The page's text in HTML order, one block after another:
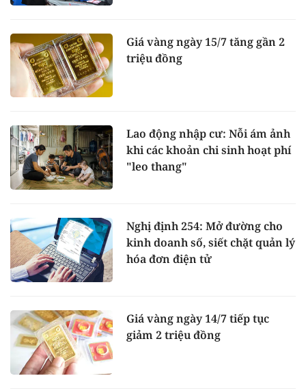
Giá vàng ngày 15/7 tăng gần 2
triệu đồng
Lao động nhập cư: Nỗi ám ảnh
khi các khoản chi sinh hoạt phí
"leo thang"
Nghị định 254: Mở đường cho
kinh doanh số, siết chặt quản lý
hóa đơn điện tử
Giá vàng ngày 14/7 tiếp tục
giảm 2 triệu đồng